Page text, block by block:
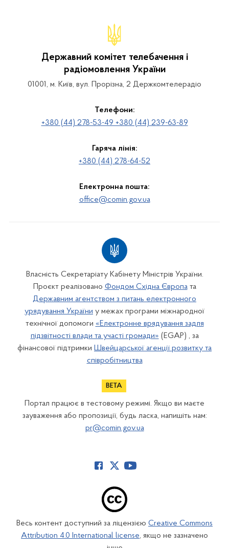
Державний комітет телебачення і
радіомовлення України
01001, м. Київ, вул. Прорізна, 2 Держкомтелерадіо
Телефони:
+380 (44) 278-53-49 +380 (44) 239-63-89
Гаряча лінія:
+380 (44) 278-64-52
Електронна пошта:
office@comin.gov.ua
Власність Секретаріату Кабінету Міністрів України.
Проєкт реалізовано Фондом Східна Європата
Державним агентством з питань електронного
урядування України у межах програми міжнародної
технічної допомоги «Електронне врядування задля
підзвітності влади та участі громади» (EGAP) , за
фінансової підтримки Швейцарської агенції розвитку та
співробітництва
Портал працює в тестовому режимі. Якщо ви маєте
зауваження або пропозиції, будь ласка, напишіть нам:
pr@comin.gov.ua
Весь контент доступний за ліцензією Creative Commons
Attribution 4.0 International license, якщо не зазначено